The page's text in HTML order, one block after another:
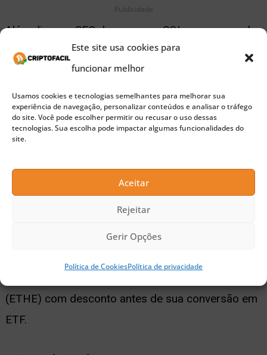
Este site usa cookies para
funcionar melhor
Usamos cookies e tecnologias semelhantes para melhorar sua
experiência de navegação, personalizar conteúdos e analisar o tráfego
do site. Você pode escolher permitir ou recusar o uso dessas
tecnologias. Sua escolha pode impactar algumas funcionalidades do
site.
Aceitar
Rejeitar
Gerir Opções
Política de CookiesPolítica de privacidade
Publicidade
Além disso, a SEC descreveu o SOL como um valor
mobiliário, e não como uma commodity, em seus
processos contra as exchanges centralizadas dos
EUA, Coinbase e Kraken, no ano passado. Isso
complica ainda mais a possibilidade de aprovação
de um ETF de Solana.
A entrevista com Samara Cohen ocorreu após uma
semana de estreia considerada sem brilho para os
ETFs spot de Ethereum, com o setor perdendo
US$ 341 milhões. As saídas foram impulsionadas
(ETHE) com desconto antes de sua conversão em
ETF.